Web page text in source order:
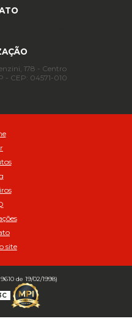
- Cod 01558
libras - Cod 02206
- Cod 01925
pacote com 282g - Cod
Pacote com 113g - Cod 03197
Pacote com 340g - Cod
1295LC - cod 03631
Cod 00207
Schweers - Cod 02638
178 - Centro
- CEP: 04571-010
site
de 19/02/1998)